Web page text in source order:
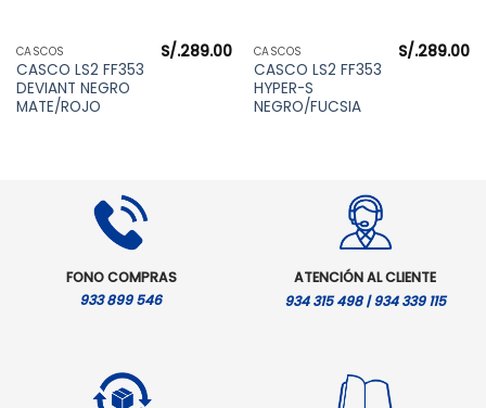
CASCOS
CASCO LS2 FF353
DEVIANT NEGRO
MATE/ROJO
S/.289.00 CASCOS
CASCO LS2 FF353
HYPER-S
NEGRO/FUCSIA
S/.289.00
FONO COMPRAS
933 899 546
ATENCIÓN AL CLIENTE
934 315 498 | 934 339 115